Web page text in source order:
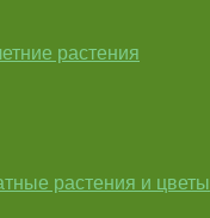
растения
растения и цветы